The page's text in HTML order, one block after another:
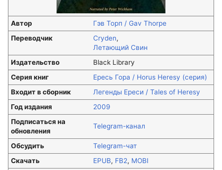
Автор
Гэв Торп / Gav Thorpe
Переводчик
Cryden,
Летающий Свин
Издательство
Black Library
Серия книг
Ересь Гора / Horus Heresy (серия)
Входит в сборник
Легенды Ереси / Tales of Heresy
Год издания
2009
Подписаться на
обновления
Telegram-канал
Обсудить
Telegram-чат
Скачать
EPUB, FB2, MOBI